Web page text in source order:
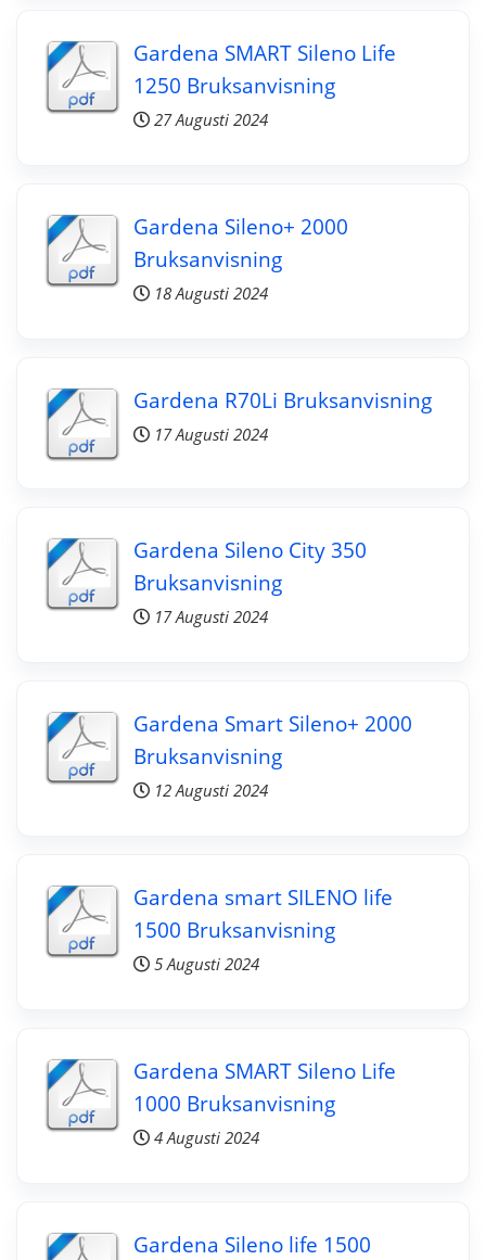
Gardena SMART Sileno Life
1250 Bruksanvisning
27 Augusti 2024
Gardena Sileno+ 2000
Bruksanvisning
18 Augusti 2024
Gardena R70Li Bruksanvisning
17 Augusti 2024
Gardena Sileno City 350
Bruksanvisning
17 Augusti 2024
Gardena Smart Sileno+ 2000
Bruksanvisning
12 Augusti 2024
Gardena smart SILENO life
1500 Bruksanvisning
5 Augusti 2024
Gardena SMART Sileno Life
1000 Bruksanvisning
4 Augusti 2024
Gardena Sileno life 1500